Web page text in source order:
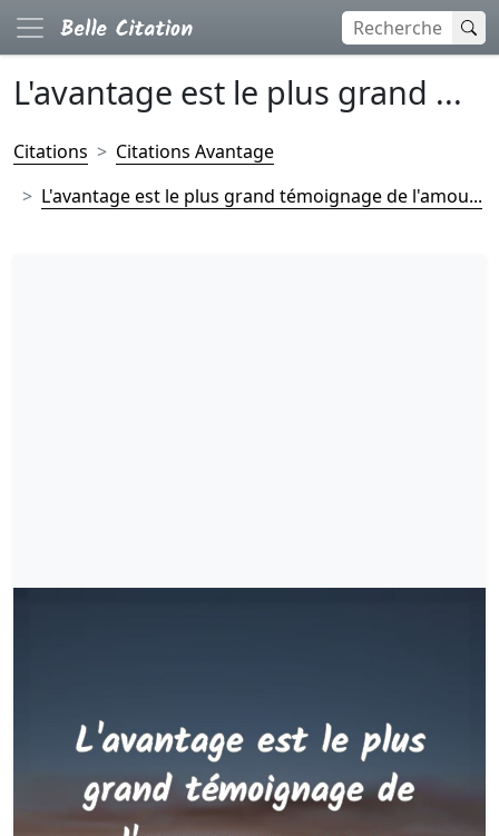
L'avantage est le plus grand ...
Citations
Citations Avantage
L'avantage est le plus grand témoignage de l'amou...